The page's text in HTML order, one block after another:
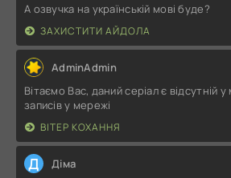
А озвучка на українській мові буде?
ЗАХИСТИТИ АЙДОЛА
AdminAdmin
Вітаємо Вас, даний серіал є відсутній у
записів у мережі
ВІТЕР КОХАННЯ
Д Діма